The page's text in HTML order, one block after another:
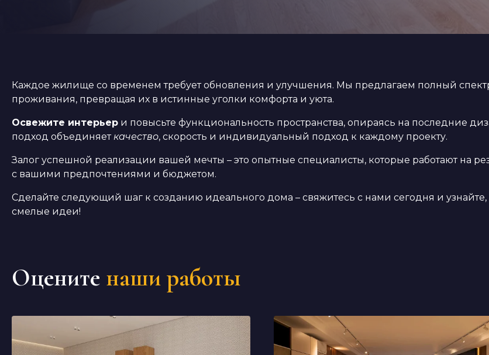
Каждое жилище со временем требует обновления и улучшения. Мы предлагаем полный
проживания, превращая их в истинные уголки комфорта и уюта.
Освежите интерьер и повысьте функциональность пространства, опираясь на последние
подход объединяеткачество, скорость и индивидуальный подход к каждому проекту.
Залог успешной реализации вашей мечты – это опытные специалисты, которые работают на
с вашими предпочтениями и бюджетом.
Сделайте следующий шаг к созданию идеального дома – свяжитесь с нами сегодня и
смелые идеи!
Оцените наши работы